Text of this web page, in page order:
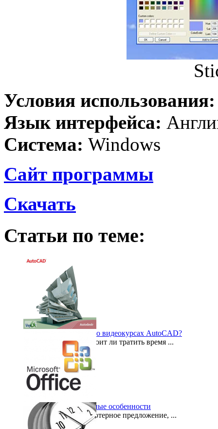
Условия
Язык интерфейса:
Система: Windows
Сайт программы
Скачать
Статьи по теме:
Что Вам нужно знать о видеокурсах AutoCAD?
У многих вопрос «Стоит ли тратить время ...
MS Office Excel: главные особенности
Сегодня такое компьютерное предложение, ...
2014-10-29